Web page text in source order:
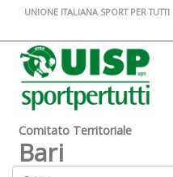
UNIONE ITALIANA SPORT PER TUTTI
Comitato Territoriale
Bari